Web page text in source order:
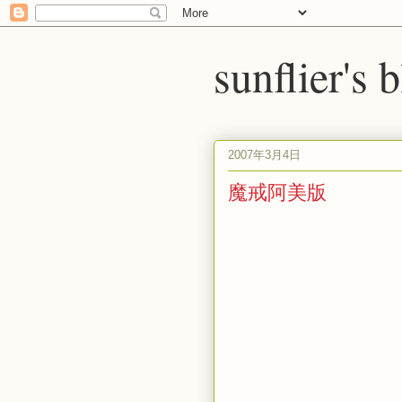
sunflier's
2007年3月4日
魔戒阿美版